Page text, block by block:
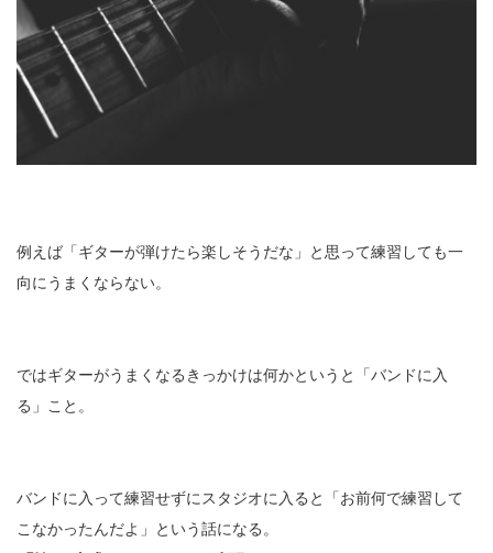
例えば「ギターが弾けたら楽しそうだな」と思って練習しても一
向にうまくならない。
ではギターがうまくなるきっかけは何かというと「バンドに入
る」こと。
バンドに入って練習せずにスタジオに入ると「お前何で練習して
こなかったんだよ」という話になる。